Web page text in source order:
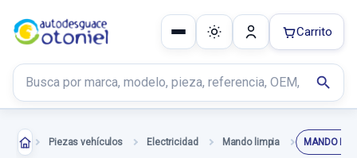
Buscar productos
search
Carrito
Piezas vehículos Electricidad Mando limpia MANDO